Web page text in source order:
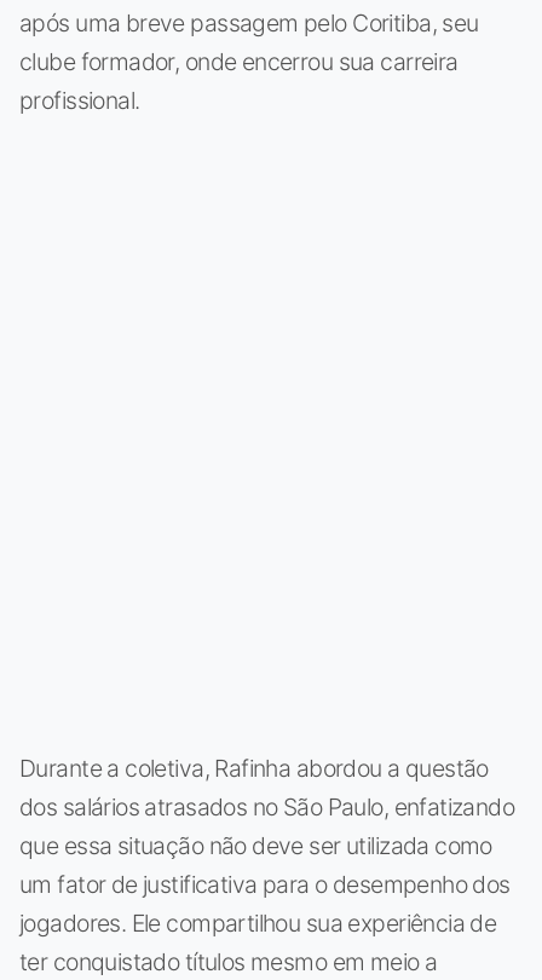
após uma breve passagem pelo Coritiba, seu
clube formador, onde encerrou sua carreira
profissional.
Durante a coletiva, Rafinha abordou a questão
dos salários atrasados no São Paulo, enfatizando
que essa situação não deve ser utilizada como
um fator de justificativa para o desempenho dos
jogadores. Ele compartilhou sua experiência de
ter conquistado títulos mesmo em meio a